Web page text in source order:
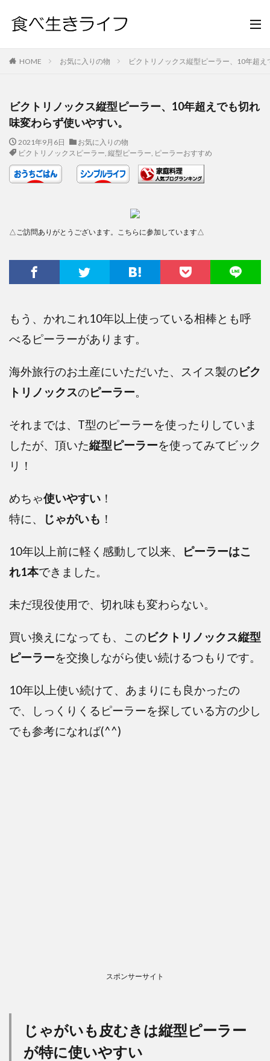
HOME お気に入りの物 ビクトリノックス縦型ピーラー、10年超
ビクトリノックス縦型ピーラー、10年超えでも切れ
味変わらず使いやすい。
2021年9月6日
お気に入りの物
ビクトリノックスピーラー, 縦型ピーラー, ピーラーおすすめ
△ご訪問ありがとうございます。こちらに参加しています△
もう、かれこれ10年以上使っている相棒とも呼
べるピーラーがあります。
海外旅行のお土産にいただいた、スイス製のビク
トリノックスのピーラー。
それまでは、T型のピーラーを使ったりしていま
したが、頂いた縦型ピーラーを使ってみてビック
リ！
めちゃ使いやすい ！
特に、
じゃがいも ！
10年以上前に軽く感動して以来、
ピーラーはこ
れ1本できました。
未だ現役使用で、切れ味も変わらない。
買い換えになっても、このビクトリノックス縦型
ピーラーを交換しながら使い続けるつもりです。
10年以上使い続けて、あまりにも良かったの
で、しっくりくる ピーラーを探している方の少し
でも参考になれば(^^)
スポンサーサイト
じゃがいも皮むきは縦型ピーラー
が特に使いやすい